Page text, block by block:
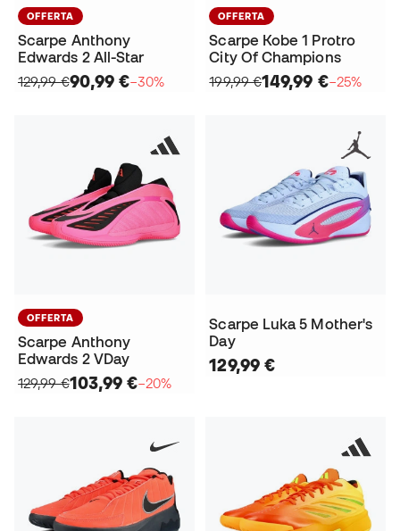
OFFERTA
Scarpe Anthony
Edwards 2 All-Star
129,99 €90,99 €−30%
OFFERTA
Scarpe Kobe 1 Protro
City Of Champions
199,99 €149,99 €−25%
OFFERTA
Scarpe Anthony
Edwards 2 VDay
129,99 €103,99 €−20%
Scarpe Luka 5 Mother's
Day
129,99 €